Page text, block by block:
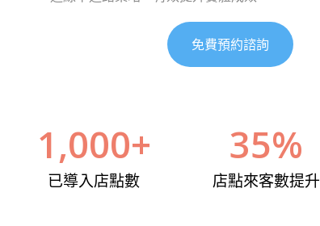
免費預約諮詢
已導入店點數
1,000+
店點來客數提升
35%